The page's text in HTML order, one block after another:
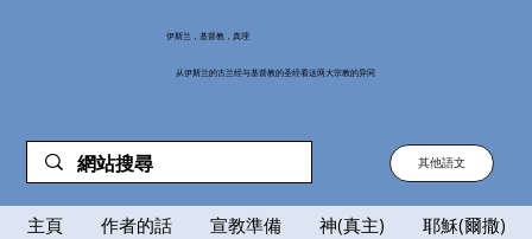
伊斯兰，基督教，真理
从伊斯兰的古兰经与基督教的圣经看这两大宗教的异同
其他語文
主頁 作者的話 宣教準備 神(真主)
耶穌(爾撒)